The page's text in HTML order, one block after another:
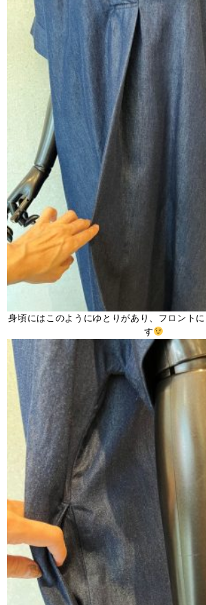
身頃にはこのようにゆとりがあり、フロント
す